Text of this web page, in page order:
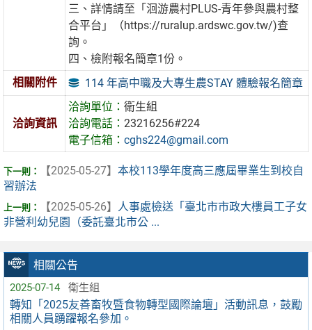
相關公告
2025-07-14 衛生組
轉知「2025友善畜牧暨食物轉型國際論壇」活動訊息，鼓勵
相關人員踴躍報名參加。
三、詳情請至「洄游農村PLUS-青年參與農村整
合平台」（https://ruralup.ardswc.gov.tw/)查
詢。
四、檢附報名簡章1份。
相關附件
114 年高中職及大專生農STAY 體驗報名簡章
洽詢資訊
洽詢單位：衛生組
洽詢電話：23216256#224
電子信箱：cghs224@gmail.com
【2025-05-27】 本校113學年度高三應屆畢業生到校自
習辦法
【2025-05-26】 人事處檢送「臺北市市政大樓員工子女
非營利幼兒園（委託臺北市公 ...